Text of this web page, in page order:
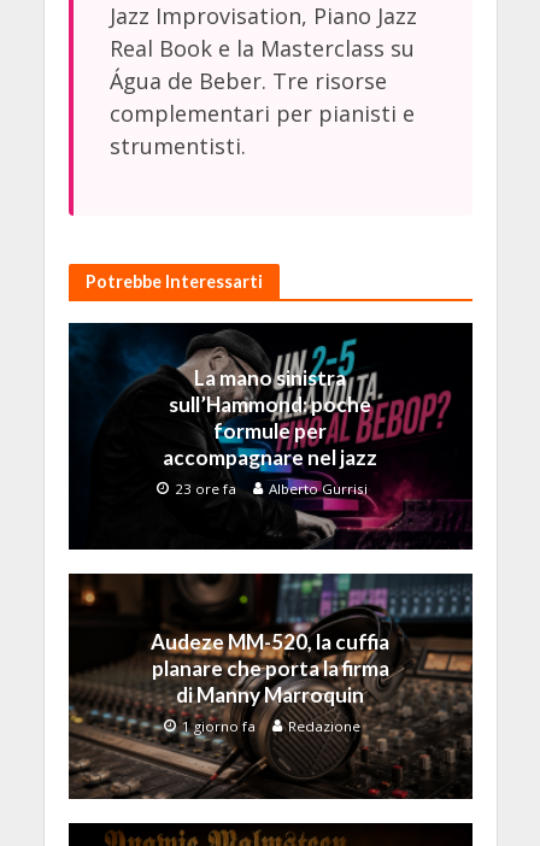
Jazz Improvisation, Piano Jazz
Real Book e la Masterclass su
Água de Beber. Tre risorse
complementari per pianisti e
strumentisti.
Potrebbe Interessarti
La mano sinistra
sull’Hammond: poche
formule per
accompagnare nel jazz
23 ore fa Alberto Gurrisi
Audeze MM-520, la cuffia
planare che porta la firma
di Manny Marroquin
1 giorno fa Redazione